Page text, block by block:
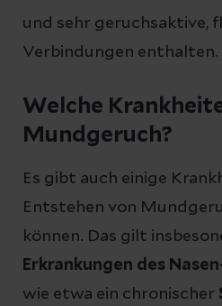
und sehr geruchsaktive,
Verbindungen enthalten.
Welche
Mundgeruch?
Es gibt auch einige
Entstehen von
können. Das gilt
Erkrankungen des
wie etwa ein chronischer